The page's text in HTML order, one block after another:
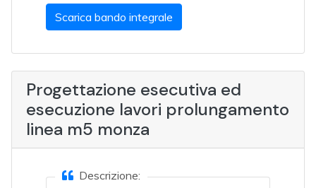
Scarica bando integrale
Progettazione esecutiva ed
esecuzione lavori prolungamento
linea m5 monza
Descrizione: